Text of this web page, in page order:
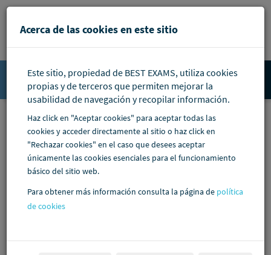
Pasar al contenido principal
Accede
Acerca de las cookies en este sitio
Este sitio, propiedad de BEST EXAMS, utiliza cookies
propias y de terceros que permiten mejorar la
usabilidad de navegación y recopilar información.
Haz click en "Aceptar cookies" para aceptar todas las
cookies y acceder directamente al sitio o haz click en
"Rechazar cookies" en el caso que desees aceptar
únicamente las cookies esenciales para el funcionamiento
básico del sitio web.
Para obtener más información consulta la página de política
de cookies